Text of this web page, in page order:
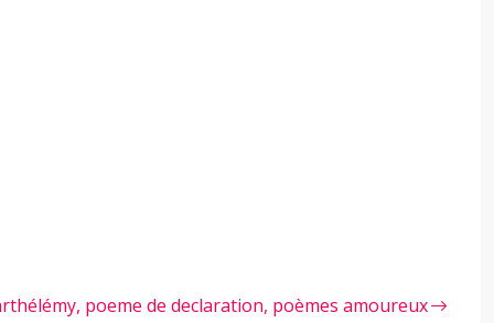
poeme de declaration, poèmes amoureux